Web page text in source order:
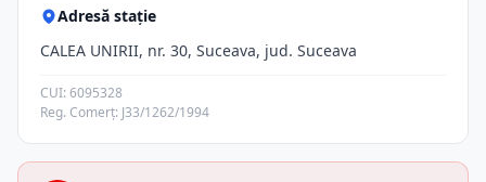
Adresă stație
CALEA UNIRII, nr. 30, Suceava, jud. Suceava
CUI: 6095328
Reg. Comerț: J33/1262/1994